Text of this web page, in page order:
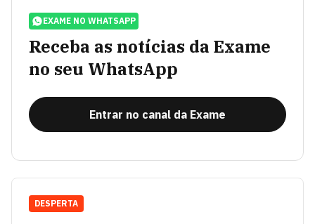
EXAME NO WHATSAPP
Receba as notícias da Exame
no seu WhatsApp
Entrar no canal da Exame
DESPERTA